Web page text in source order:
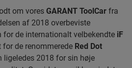
om vores GARANT ToolCar fra
af 2018 overbeviste
de internationalt velbekendte iF
for de renommerede Red Dot
ligeledes 2018 for sin høje